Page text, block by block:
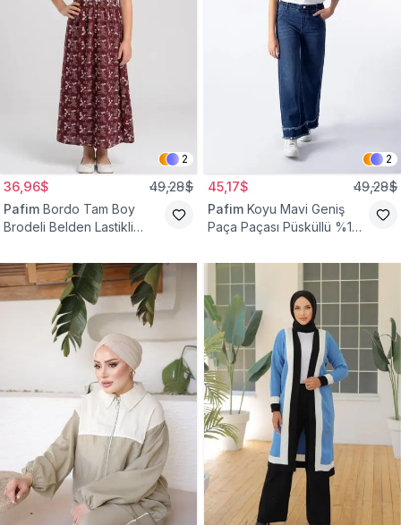
2
36,96$ 49,28$
Pafim Bordo Tam Boy
Brodeli Belden Lastikli
2
45,17$ 49,28$
Pafim Koyu Mavi Geniş
Paça Paçası Püsküllü %100
Pantolon